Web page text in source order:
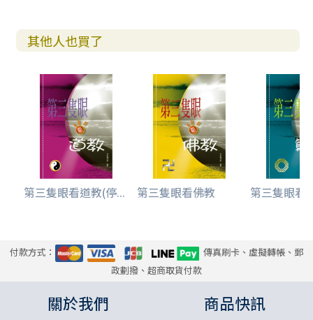
其他人也買了
第三隻眼看道教(停... 第三隻眼看佛教 第三隻眼看
付款方式：
傳真刷卡、虛擬轉帳、郵
政劃撥、超商取貨付款
關於我們 商品快訊